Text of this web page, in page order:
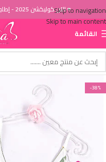
Skip to navigation
Skip to main content
♥ الاَن كوليكشن 2025 - إطلبي أوردركـ والتوصيل لباب البيت ♥
القائمة
-38%